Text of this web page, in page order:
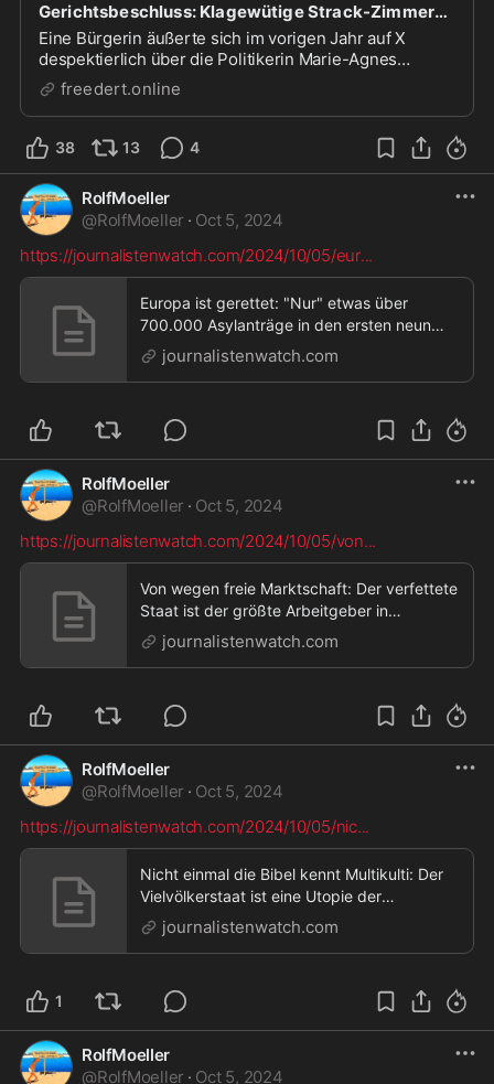
Gerichtsbeschluss: Klagewütige Strack-Zimmermann darf "Flintenweib" genannt werden — RT DE
Eine Bürgerin äußerte sich im vorigen Jahr auf X
despektierlich über die Politikerin Marie-Agnes
Strack-Zimmermann und betitelte diese als
"Flintenweib". Strack-Zimmermann zeigte die
Rentnerin an, es folgte ein Strafbefehl mit einer
Geldstrafe von 75...
freedert.online
38 13 4
RolfMoeller
@RolfMoeller · Oct 5, 2024
https://journalistenwatch.com/2024/10/05/eur...
Europa ist gerettet: "Nur" etwas über
700.000 Asylanträge in den ersten neun
Monaten dieses Jahres »
Journalistenwatch,Europa ist gerettet: "Nur"
journalistenwatch.com
RolfMoeller
@RolfMoeller · Oct 5, 2024
https://journalistenwatch.com/2024/10/05/von...
Von wegen freie Marktschaft: Der verfettete
Staat ist der größte Arbeitgeber in
Deutschland » Journalistenwatch,Von
wegen freie Marktschaft: Der verfettete
journalistenwatch.com
RolfMoeller
@RolfMoeller · Oct 5, 2024
https://journalistenwatch.com/2024/10/05/nic...
Nicht einmal die Bibel kennt Multikulti: Der
Vielvölkerstaat ist eine Utopie der
Orientierungslosen! »
Journalistenwatch,Nicht einmal die Bibel
journalistenwatch.com
1
RolfMoeller
@RolfMoeller · Oct 5, 2024